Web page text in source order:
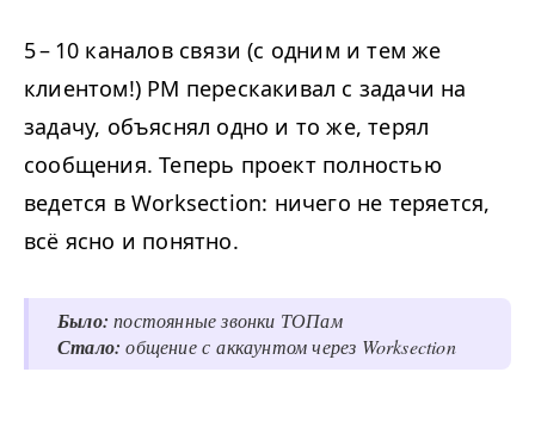
5– 10 каналов связи (с одним и тем же
клиентом!) PM перескакивал с задачи на
задачу, объяснял одно и то же, терял
сообщения. Теперь проект полностью
ведется в Worksection: ничего не теряется,
всё ясно и понятно.
Было: постоянные звонки ТОПам
Стало: общение с аккаунтом через Worksection